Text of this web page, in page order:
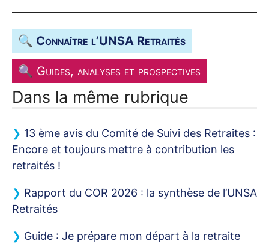
🔍 Connaître l’UNSA Retraités
🔍 Guides, analyses et prospectives
Dans la même rubrique
13 ème avis du Comité de Suivi des Retraites :
Encore et toujours mettre à contribution les
retraités !
Rapport du COR 2026 : la synthèse de l’UNSA
Retraités
Guide : Je prépare mon départ à la retraite